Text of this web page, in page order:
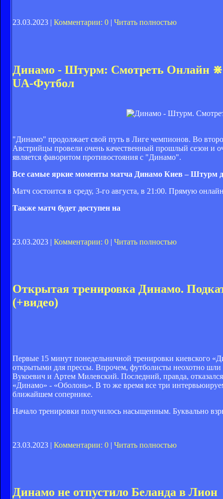
23.03.2023 | Комментарии: 0 | Читать полностью
Динамо - Штурм: Смотреть Онлайн ⋇
UA-Футбол
"Динамо" продолжает свой путь в Лиге чемпионов. Во
Австрийцы провели очень качественный прошлый сезон
является фаворитом противостояния с "Динамо".
Все самые яркие моменты матча Динамо Киев – Штурм
Матч состоится в среду, 3-го августа, в 21:00. Прямую
Также матч будет доступен на
23.03.2023 | Комментарии: 0 | Читать полностью
Открытая тренировка Динамо.
(+видео)
Первые 15 минут понедельничной тренировки киевского
открытыми для прессы. Впрочем, футболисты неохотно
Вукоевич и Артем Милевский. Последний, правда,
«Динамо» - «Оболонь». В то же время все три
ближайшем сопернике.
Начало тренировки получилось насыщенным. Буквально
23.03.2023 | Комментарии: 0 | Читать полностью
Динамо не отпустило Беланда в Лион